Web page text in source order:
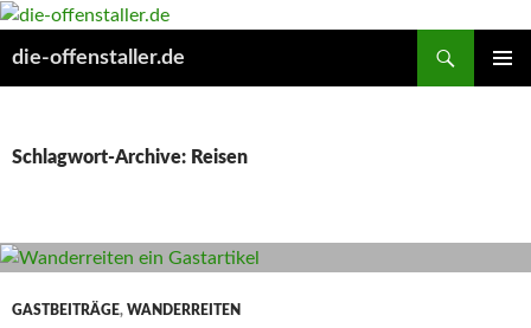
die-offenstaller.de
Schlagwort-Archive: Reisen
GASTBEITRÄGE, WANDERREITEN